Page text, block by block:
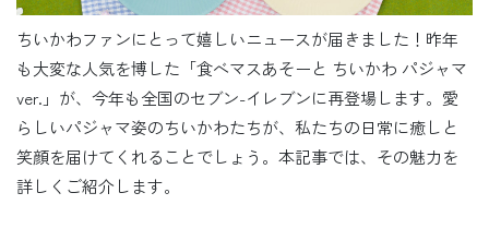
ちいかわファンにとって嬉しいニュースが届きました！昨年
も大変な人気を博した「食べマスあそーと ちいかわ パジャマ
ver.」が、今年も全国のセブン-イレブンに再登場します。愛
らしいパジャマ姿のちいかわたちが、私たちの日常に癒しと
笑顔を届けてくれることでしょう。本記事では、その魅力を
詳しくご紹介します。